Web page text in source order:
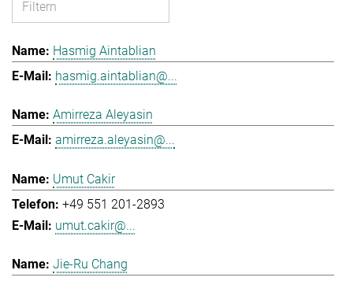
Hasmig Aintablian
hasmig.aintablian@...
Amirreza Aleyasin
amirreza.aleyasin@...
Umut Cakir
+49 551 201-2893
umut.cakir@...
Jie-Ru Chang